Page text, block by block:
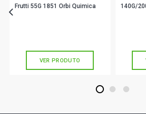
Frutti 55G 1851 Orbi Quimica
VER PRODUTO
140G/
1 2 3